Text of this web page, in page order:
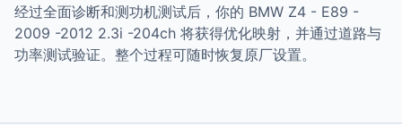
经过全面诊断和测功机测试后，你的 BMW Z4 - E89 -
2009 -2012 2.3i -204ch 将获得优化映射，并通过道路与
功率测试验证。整个过程可随时恢复原厂设置。